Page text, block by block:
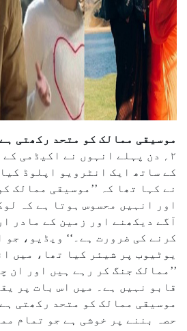
موسیقی ممالک کو متحد رکھتی
۲؍ دن پہلے انہوں نے اکیڈمی
کے ساتھ ایک انٹرویو اپلوڈ
نے کہا تھا کہ ’’موسیقی ممالک
اور انہیں محسوس ہوتا ہے کہ
آگے دیکھنے اور زمین کے مادر
یوٹیوب پر شیئر کیا تھا، میں
’’ممالک جنگ کر رہے ہیں اور ان
قابو نہیں ہے۔ میں اس بات پر
موسیقی ممالک کو متحد رکھتی
حصہ بننے پر خوشی ہے جو تمام